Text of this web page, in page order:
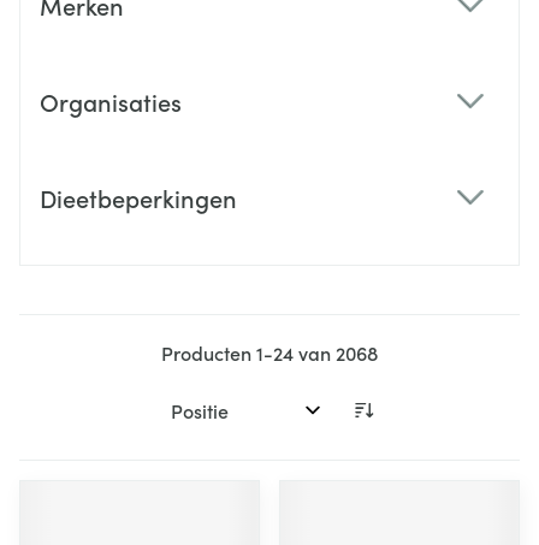
Organisaties
Dieetbeperkingen
Producten1-24van 2068
Sorteer op: